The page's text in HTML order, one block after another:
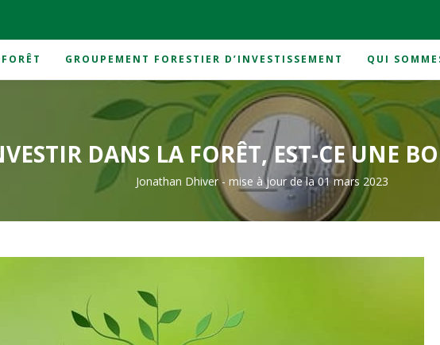
GROUPEMENT FORESTIER D’INVESTISSEMENT QUI
est-ce une bonne idée ?
DANS LA FORÊT, EST-CE UNE
Jonathan Dhiver- mise à jour de la 01 mars 2023